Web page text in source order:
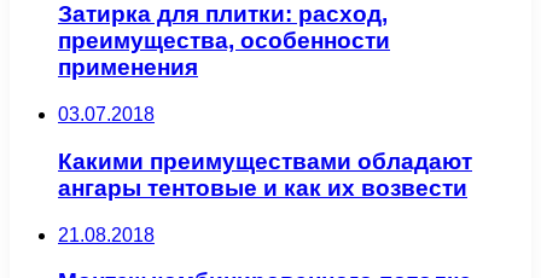
Затирка для плитки: расход,
преимущества, особенности
применения
03.07.2018
Какими преимуществами обладают
ангары тентовые и как их возвести
21.08.2018